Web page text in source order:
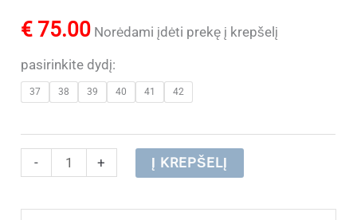
€ 75.00 Norėdami įdėti prekę į krepšelį
pasirinkite dydį:
37 38 39 40 41 42
-
produkto
(NEW)
+ Į KREPŠELĮ